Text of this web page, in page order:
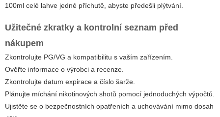
100ml celé lahve jedné příchutě, abyste předešli plýtvání.
Užitečné zkratky a kontrolní seznam před
nákupem
Zkontrolujte PG/VG a kompatibilitu s vaším zařízením.
Ověřte informace o výrobci a recenze.
Zkontrolujte datum expirace a číslo šarže.
Plánujte míchání nikotinových shotů pomocí jednoduchých výpočtů.
Ujistěte se o bezpečnostních opatřeních a uchovávání mimo dosah